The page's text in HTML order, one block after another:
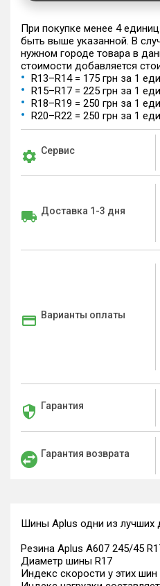
При покупке менее 4
быть выше указанной. В
нужном городе товара в
стоимости добавляется
R13–R14 = 175 грн за 1
R15–R17 = 225 грн за 1
R18–R19 = 250 грн за 1
R20–R22 = 250 грн за 1
Сервис
Доставка 1-3 дня
Варианты оплаты
Гарантия
Гарантия возврата
Шины Aplus одни из лучших
Резина Aplus A607 245/45
Диаметр шины R17
Индекс скорости у этих шин